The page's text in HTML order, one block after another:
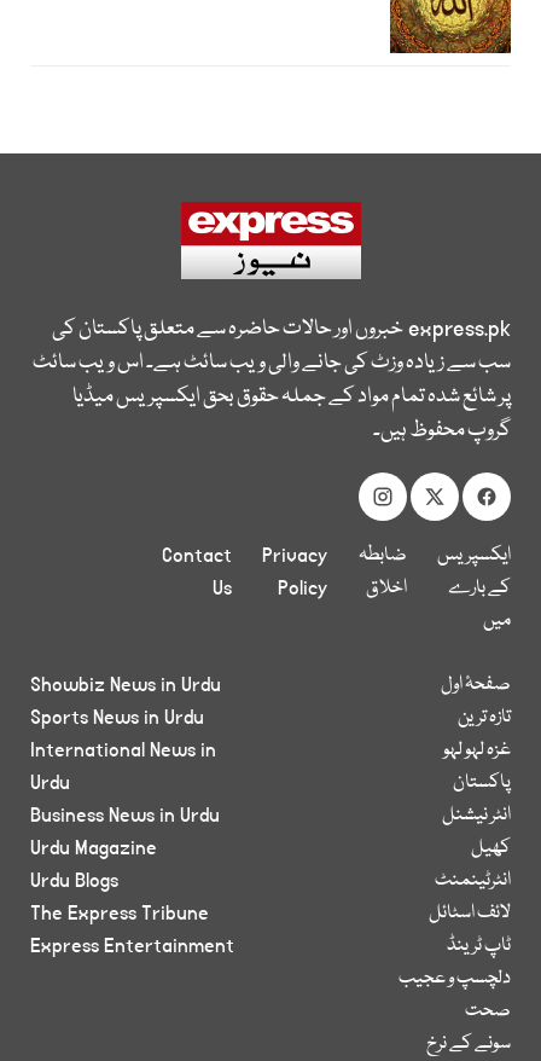
express.pkخبروں اور حالات حاضرہ سے متعلق پاکستان کی
سب سے زیادہ وزٹ کی جانے والی ویب سائٹ ہے۔ اس ویب سائٹ
پر شائع شدہ تمام مواد کے جملہ حقوق بحق ایکسپریس میڈیا
گروپ محفوظ ہیں۔
ایکسپریس
کے بارے
میں
ضابطہ
اخلاق
Privacy
Policy
Contact
Us
صفحۂ اول
تازہ ترین
غزہ لہو لہو
پاکستان
انٹر نیشنل
کھیل
انٹرٹینمنٹ
لائف اسٹائل
ٹاپ ٹرینڈ
دلچسپ و عجیب
صحت
سونے کے نرخ
Showbiz News in Urdu
Sports News in Urdu
International News in
Urdu
Business News in Urdu
Urdu Magazine
Urdu Blogs
The Express Tribune
Express Entertainment